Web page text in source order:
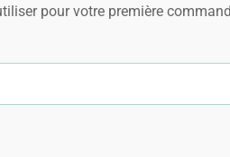
pour votre première